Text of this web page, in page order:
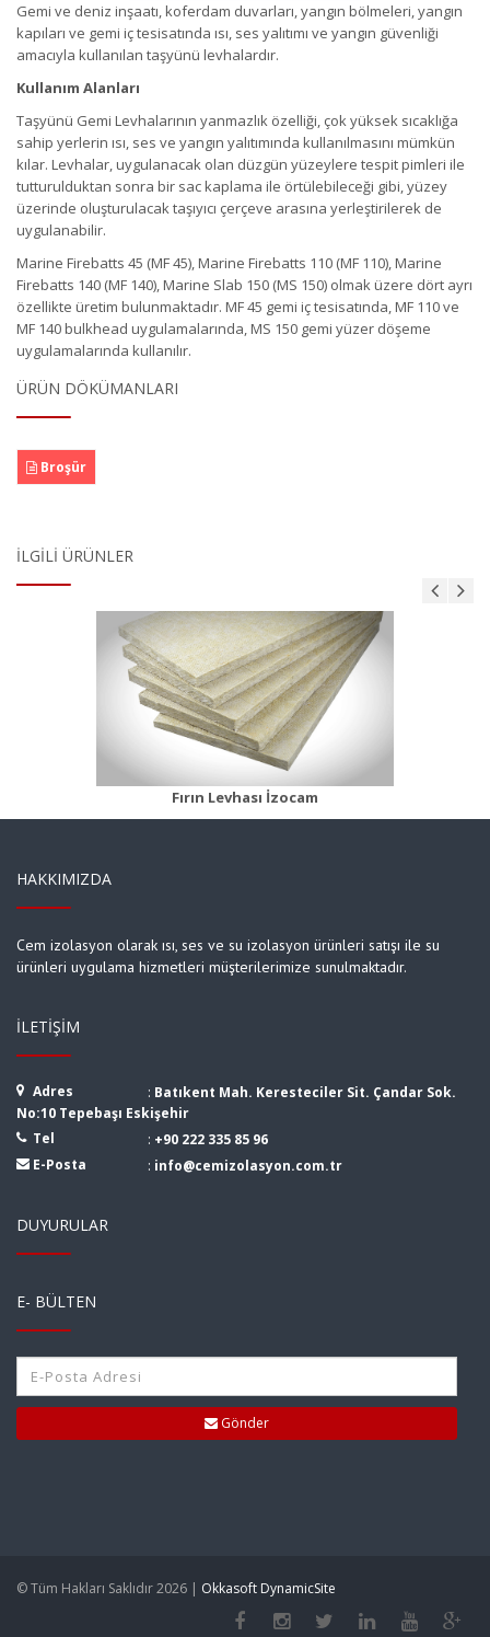
Gemi ve deniz inşaatı, koferdam duvarları, yangın bölmeleri, yangın
kapıları ve gemi iç tesisatında ısı, ses yalıtımı ve yangın güvenliği
amacıyla kullanılan taşyünü levhalardır.
Kullanım Alanları
Taşyünü Gemi Levhalarının yanmazlık özelliği, çok yüksek sıcaklığa
sahip yerlerin ısı, ses ve yangın yalıtımında kullanılmasını mümkün
kılar. Levhalar, uygulanacak olan düzgün yüzeylere tespit pimleri ile
tutturulduktan sonra bir sac kaplama ile örtülebileceği gibi, yüzey
üzerinde oluşturulacak taşıyıcı çerçeve arasına yerleştirilerek de
uygulanabilir.
Marine Firebatts 45 (MF 45), Marine Firebatts 110 (MF 110), Marine
Firebatts 140 (MF 140), Marine Slab 150 (MS 150) olmak üzere dört ayrı
özellikte üretim bulunmaktadır. MF 45 gemi iç tesisatında, MF 110 ve
MF 140 bulkhead uygulamalarında, MS 150 gemi yüzer döşeme
uygulamalarında kullanılır.
ÜRÜN DÖKÜMANLARI
Broşür
İLGILI ÜRÜNLER
Fırın Levhası İzocam
Fırın Şiltesi 55 Beyaz
Ürün Detayı
HAKKIMIZDA
Cem izolasyon olarak ısı, ses ve su izolasyon ürünleri satışı ile su
ürünleri uygulama hizmetleri müşterilerimize sunulmaktadır.
İLETIŞIM
Adres : Batıkent Mah. Keresteciler Sit. Çandar Sok.
No:10 Tepebaşı Eskişehir
Tel
: +90 222 335 85 96
E-Posta
: info@cemizolasyon.com.tr
DUYURULAR
E- BÜLTEN
Gönder
© Tüm Hakları Saklıdır 2026 | Okkasoft DynamicSite